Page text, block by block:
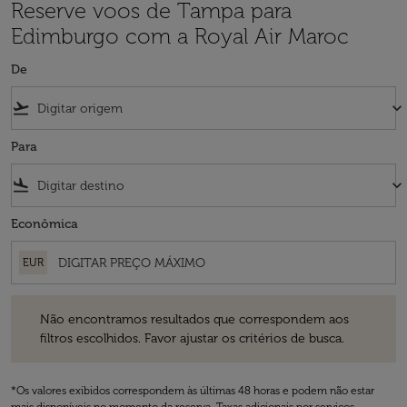
Reserve voos de Tampa para
Edimburgo com a Royal Air Maroc
De
flight_takeoff keyboard_arrow_down
Para
flight_land keyboard_arrow_down
Econômica
EUR
Não encontramos resultados que correspondem aos
filtros escolhidos. Favor ajustar os critérios de busca.
*Os valores exibidos correspondem às últimas 48 horas e podem não estar